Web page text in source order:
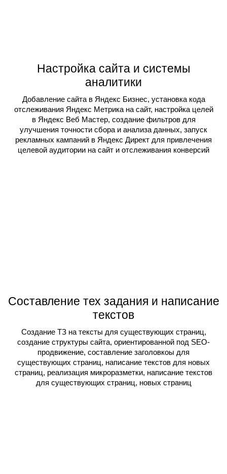
Настройка сайта и системы
аналитики
Добавление сайта в Яндекс Бизнес, установка кода
отслеживания Яндекс Метрика на сайт, настройка целей
в Яндекс Веб Мастер, создание фильтров для
улучшения точности сбора и анализа данных, запуск
рекламных кампаний в Яндекс Директ для привлечения
целевой аудитории на сайт и отслеживания конверсий
Составление тех задания и написание
текстов
Создание ТЗ на тексты для существующих страниц,
создание структуры сайта, ориентированной под SEO-
продвижение, составление заголовкоы для
существующих страниц, написание текстов для новых
страниц, реализация микроразметки, написание текстов
для существующих страниц, новых страниц